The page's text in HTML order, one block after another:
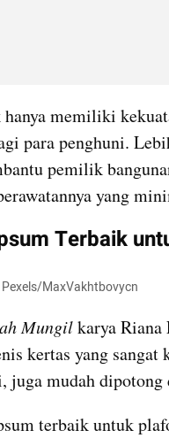
memiliki
para penghuni.
pemilik
yang
Terbaik
MaxVakhtbovycn
Mungil karya Riana
kertas yang sangat
juga mudah dipotong
terbaik untuk